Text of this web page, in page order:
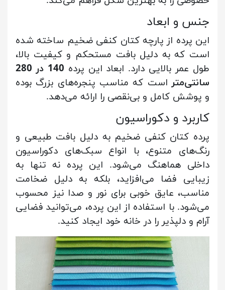
جنس و ابعاد
این پرده از پارچه کتان کنفی ضخیم ساخته شده
است که به دلیل بافت مستحکم و کیفیت بالا،
طول عمر بالایی دارد. ابعاد این پرده
140 در 280
سانتی‌متراست که مناسب پنجره‌های بزرگ بوده
و پوشش کامل و بی‌نقصی را ارائه می‌دهد.
کاربرد و دکوراسیون
پرده کتان کنفی ضخیم به دلیل بافت طبیعی و
رنگ‌های متنوع، با انواع سبک‌های دکوراسیون
داخلی هماهنگ می‌شود. این پرده نه تنها به
زیبایی فضا می‌افزاید، بلکه به دلیل ضخامت
مناسب، عایق خوبی برای نور و صدا نیز محسوب
می‌شود. با استفاده از این پرده، می‌توانید فضایی
آرام و دلپذیر را در خانه خود ایجاد کنید.